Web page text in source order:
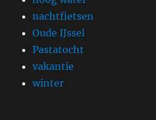
nachtfietsen
Oude IJssel
Pastatocht
vakantie
winter